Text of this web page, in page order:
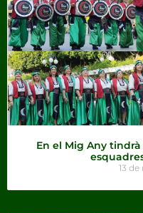
En el Mig Any
13